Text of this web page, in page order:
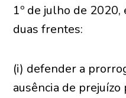
1º de julho de
duas frentes:
(i) defender a
ausência de